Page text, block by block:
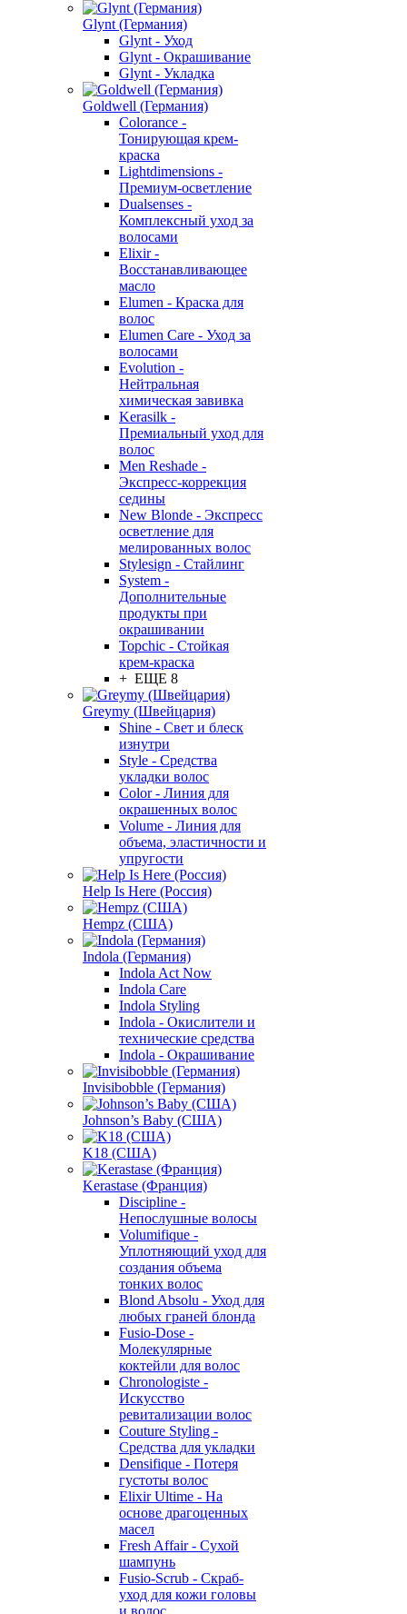
Glynt (Германия)
Glynt - Уход
Glynt - Окрашивание
Glynt - Укладка
Goldwell (Германия)
Colorance -
Тонирующая крем-
краска
Lightdimensions -
Премиум-осветление
Dualsenses -
Комплексный уход за
волосами
Elixir -
Восстанавливающее
масло
Elumen - Краска для
волос
Elumen Care - Уход за
волосами
Evolution -
Нейтральная
химическая завивка
Kerasilk -
Премиальный уход для
волос
Men Reshade -
Экспресс-коррекция
седины
New Blonde - Экспресс
осветление для
мелированных волос
Stylesign - Стайлинг
System -
Дополнительные
продукты при
окрашивании
Topchic - Стойкая
крем-краска
+ ЕЩЕ 8
Greymy (Швейцария)
Shine - Свет и блеск
изнутри
Style - Средства
укладки волос
Color - Линия для
окрашенных волос
Volume - Линия для
объема, эластичности и
упругости
Help Is Here (Россия)
Hempz (США)
Indola (Германия)
Indola Act Now
Indola Care
Indola Styling
Indola - Окислители и
технические средства
Indola - Окрашивание
Invisibobble (Германия)
Johnson’s Baby (США)
K18 (США)
Kerastase (Франция)
Discipline -
Непослушные волосы
Volumifique -
Уплотняющий уход для
создания объема
тонких волос
Blond Absolu - Уход для
любых граней блонда
Fusio-Dose -
Молекулярные
коктейли для волос
Chronologiste -
Искусство
ревитализации волос
Couture Styling -
Средства для укладки
Densifique - Потеря
густоты волос
Elixir Ultime - На
основе драгоценных
масел
Fresh Affair - Сухой
шампунь
Fusio-Scrub - Скраб-
уход для кожи головы
и волос